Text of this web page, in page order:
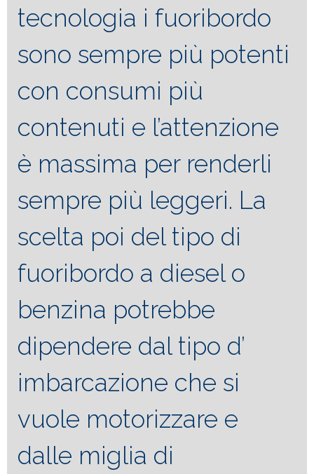
tecnologia i fuoribordo
sono sempre più potenti
con consumi più
contenuti e l’attenzione
è massima per renderli
sempre più leggeri. La
scelta poi del tipo di
fuoribordo a diesel o
benzina potrebbe
dipendere dal tipo d’
imbarcazione che si
vuole motorizzare e
dalle miglia di